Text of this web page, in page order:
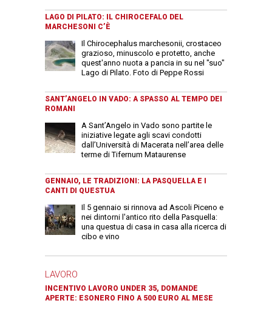
LAGO DI PILATO: IL CHIROCEFALO DEL
MARCHESONI C’È
Il Chirocephalus marchesonii, crostaceo
grazioso, minuscolo e protetto, anche
quest'anno nuota a pancia in su nel "suo"
Lago di Pilato. Foto di Peppe Rossi
SANT’ANGELO IN VADO: A SPASSO AL TEMPO DEI
ROMANI
A Sant’Angelo in Vado sono partite le
iniziative legate agli scavi condotti
dall’Università di Macerata nell’area delle
terme di Tifernum Mataurense
GENNAIO, LE TRADIZIONI: LA PASQUELLA E I
CANTI DI QUESTUA
Il 5 gennaio si rinnova ad Ascoli Piceno e
nei dintorni l'antico rito della Pasquella:
una questua di casa in casa alla ricerca di
cibo e vino
LAVORO
INCENTIVO LAVORO UNDER 35, DOMANDE
APERTE: ESONERO FINO A 500 EURO AL MESE